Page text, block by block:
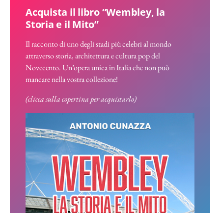
Acquista il libro “Wembley, la
Storia e il Mito”
Il racconto di uno degli stadi più celebri al mondo
attraverso storia, architettura e cultura pop del
Novecento. Un’opera unica in Italia che non può
mancare nella vostra collezione!
(clicca sulla copertina per acquistarlo)